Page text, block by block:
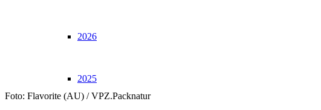
2026
2025
Foto: Flavorite (AU) / VPZ.Packnatur